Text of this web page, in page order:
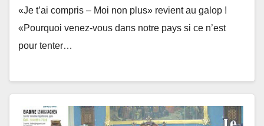
«Je t’ai compris – Moi non plus» revient au galop !
«Pourquoi venez-vous dans notre pays si ce n’est
pour tenter…